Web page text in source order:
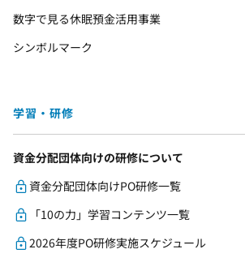
数字で見る休眠預金活用事業
シンボルマーク
学習・研修
資金分配団体向けの研修について
資金分配団体向けPO研修一覧
「10の力」学習コンテンツ一覧
2026年度PO研修実施スケジュール